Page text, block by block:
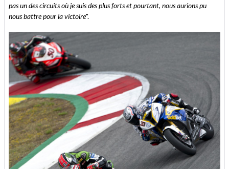
pas un des circuits où je suis des plus forts et pourtant, nous aurions pu
nous battre pour la victoire".